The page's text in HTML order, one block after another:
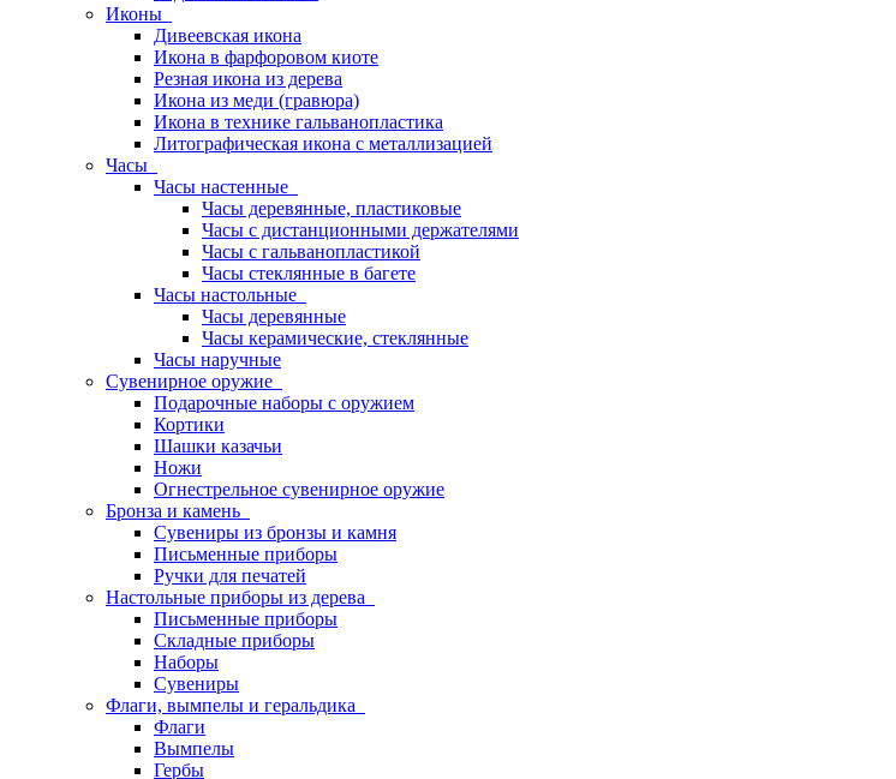
Иконы
Дивеевская икона
Икона в фарфоровом киоте
Резная икона из дерева
Икона из меди (гравюра)
Икона в технике гальванопластика
Литографическая икона с металлизацией
Часы
Часы настенные
Часы деревянные, пластиковые
Часы с дистанционными держателями
Часы с гальванопластикой
Часы стеклянные в багете
Часы настольные
Часы деревянные
Часы керамические, стеклянные
Часы наручные
Сувенирное оружие
Подарочные наборы с оружием
Кортики
Шашки казачьи
Ножи
Огнестрельное сувенирное оружие
Бронза и камень
Сувениры из бронзы и камня
Письменные приборы
Ручки для печатей
Настольные приборы из дерева
Письменные приборы
Складные приборы
Наборы
Сувениры
Флаги, вымпелы и геральдика
Флаги
Вымпелы
Гербы